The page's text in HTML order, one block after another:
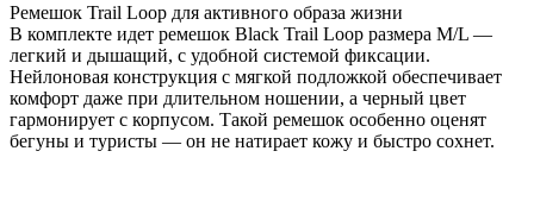
Ремешок Trail Loop для активного образа жизни
В комплекте идет ремешок Black Trail Loop размера M/L —
легкий и дышащий, с удобной системой фиксации.
Нейлоновая конструкция с мягкой подложкой обеспечивает
комфорт даже при длительном ношении, а черный цвет
гармонирует с корпусом. Такой ремешок особенно оценят
бегуны и туристы — он не натирает кожу и быстро сохнет.